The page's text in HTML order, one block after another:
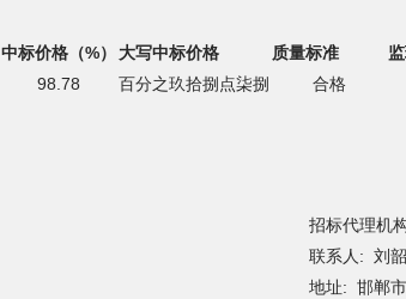
中标价格（%） 大写中标价格 质量标准
98.78 百分之玖拾捌点柒捌 合格
招标代理机
联系人: 刘
地址: 邯郸